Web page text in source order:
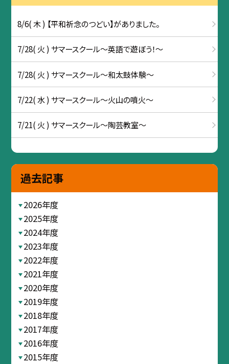
8/6( 木 ) 【平和祈念のつどい】がありました。
7/28( 火 ) サマースクール～英語で遊ぼう！～
7/28( 火 ) サマースクール～和太鼓体験～
7/22( 水 ) サマースクール～火山の噴火～
7/21( 火 ) サマースクール～陶芸教室～
過去記事
2026年度
2025年度
2024年度
2023年度
2022年度
2021年度
2020年度
2019年度
2018年度
2017年度
2016年度
2015年度